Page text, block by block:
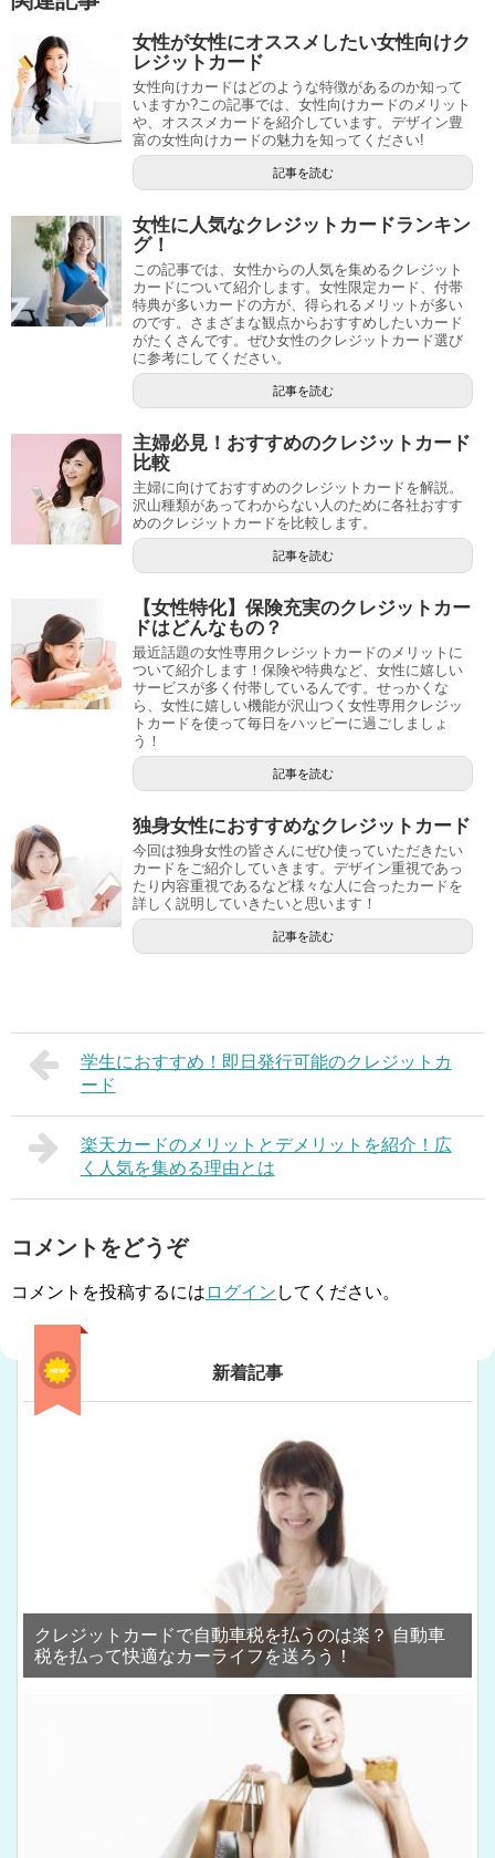
女性が女性にオススメしたい女性向けク
レジットカード
女性向けカードはどのような特徴があるのか知って
いますか?この記事では、女性向けカードのメリット
や、オススメカードを紹介しています。デザイン豊
富の女性向けカードの魅力を知ってください!
記事を読む
女性に人気なクレジットカードランキン
グ！
この記事では、女性からの人気を集めるクレジット
カードについて紹介します。女性限定カード、付帯
特典が多いカードの方が、得られるメリットが多い
のです。さまざまな観点からおすすめしたいカード
がたくさんです。ぜひ女性のクレジットカード選び
に参考にしてください。
記事を読む
主婦必見！おすすめのクレジットカード
比較
主婦に向けておすすめのクレジットカードを解説。
沢山種類があってわからない人のために各社おすす
めのクレジットカードを比較します。
記事を読む
【女性特化】保険充実のクレジットカー
ドはどんなもの？
最近話題の女性専用クレジットカードのメリットに
ついて紹介します！保険や特典など、女性に嬉しい
サービスが多く付帯しているんです。せっかくな
ら、女性に嬉しい機能が沢山つく女性専用クレジッ
トカードを使って毎日をハッピーに過ごしましょ
う！
記事を読む
独身女性におすすめなクレジットカード
今回は独身女性の皆さんにぜひ使っていただきたい
カードをご紹介していきます。デザイン重視であっ
たり内容重視であるなど様々な人に合ったカードを
詳しく説明していきたいと思います！
記事を読む
学生におすすめ！即日発行可能のクレジットカ
ード
楽天カードのメリットとデメリットを紹介！広
く人気を集める理由とは
コメントをどうぞ
コメントを投稿するには ログイン してください。
新着記事
クレジットカードで自動車税を払うのは楽？ 自動車
税を払って快適なカーライフを送ろう！